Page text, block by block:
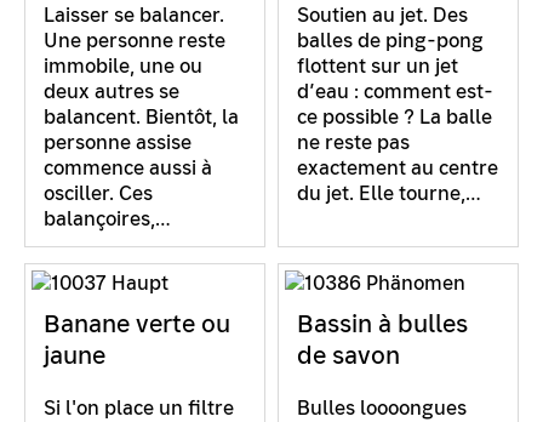
Laisser se balancer.
Une personne reste
immobile, une ou
deux autres se
balancent. Bientôt, la
personne assise
commence aussi à
osciller. Ces
balançoires,…
Soutien au jet. Des
balles de ping-pong
flottent sur un jet
d’eau : comment est-
ce possible ? La balle
ne reste pas
exactement au centre
du jet. Elle tourne,…
Banane verte ou
jaune
Si l'on place un filtre
Bassin à bulles
de savon
Bulles loooongues